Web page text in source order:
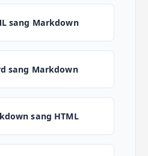
sang Markdown
sang Markdown
sang HTML